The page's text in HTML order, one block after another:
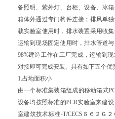
备照明、紫外灯、台柜、设备、冰
箱体外通过专门构件连接；排风单
载实验室使用时，排水装置采用收
运输到现场固定使用时，排水管道
98%建造工作在工厂完成，运输到
对接即可完成安装。具有如下五个优
1.占地面积小
由一个标准集装箱组成的移动箱式
设备均按照标准的PCR实验室来建
室建筑技术标准-T/CECS６６２Ｇ